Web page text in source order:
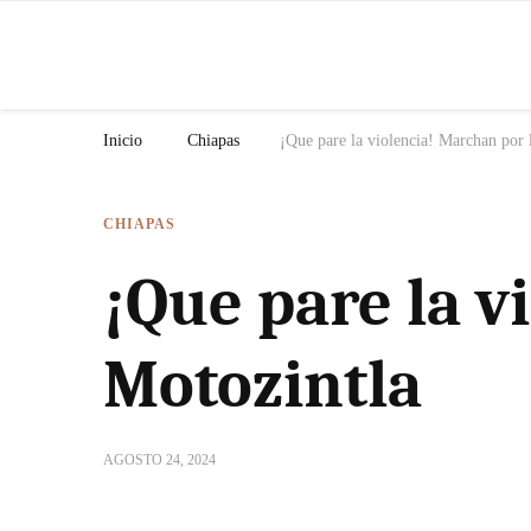
Inicio Chiapas ¡Que pare la violencia! Marchan
CHIAPAS
¡Que pare la
Motozintla
AGOSTO 24, 2024